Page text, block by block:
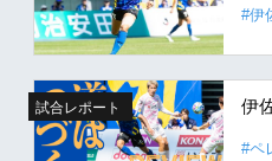
#
試合レポート 伊
#ペ